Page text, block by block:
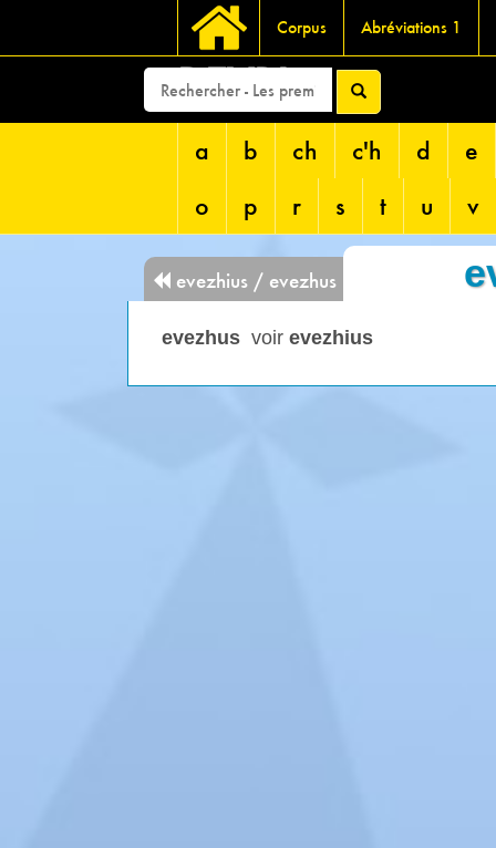
Corpus Abréviations 1
DEVRI
a b ch c'h d
e
o
p r s t u v
evezhius / evezhus
evezhus voir evezhius